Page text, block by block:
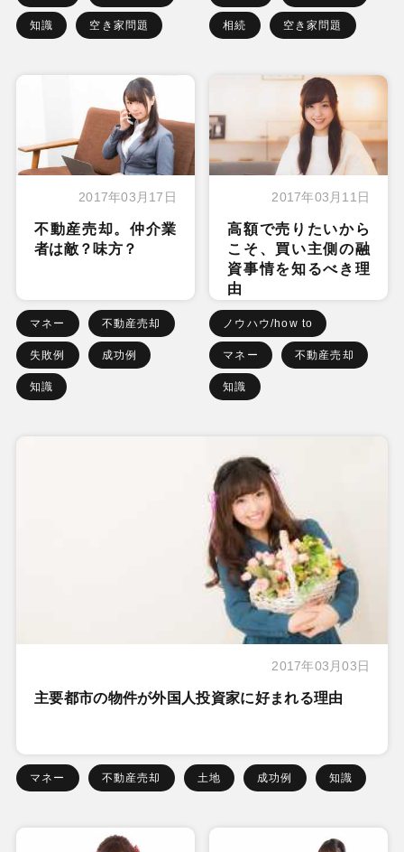
知識 空き家問題 相続 空き家問題
2017年03月17日
不動産売却。仲介業
者は敵？味方？
マネー 不動産売却
失敗例 成功例
知識
2017年03月11日
高額で売りたいから
こそ、買い主側の融
資事情を知るべき理
由
ノウハウ/how to
マネー 不動産売却
知識
2017年03月03日
主要都市の物件が外国人投資家に好まれる理由
マネー 不動産売却 土地 成功例 知識